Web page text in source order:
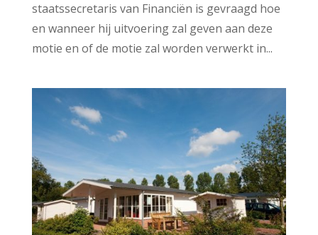
staatssecretaris van Financiën is gevraagd hoe
en wanneer hij uitvoering zal geven aan deze
motie en of de motie zal worden verwerkt in...